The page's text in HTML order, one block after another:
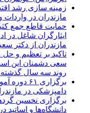
زمینه سازی رشد
مازندران در واردات
حمایت قاطع جمع
ایثارگران شاغل در
مازندران از دکتر
تاکید بر تعظیم و
سعی دشمنان این
روند سه سال گذشته
برگزاری
دامپزشکی در
برگزاری نخسین
دانشگاه‌ها و